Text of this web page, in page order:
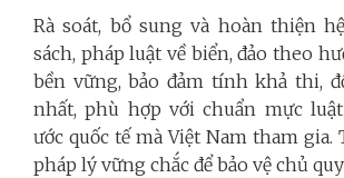
Rà soát, bổ sung và hoàn thiện
sách, pháp luật về biển, đảo theo
bền vững, bảo đảm tính khả thi,
nhất, phù hợp với chuẩn mực
ước quốc tế mà Việt Nam tham gia.
pháp lý vững chắc để bảo vệ chủ